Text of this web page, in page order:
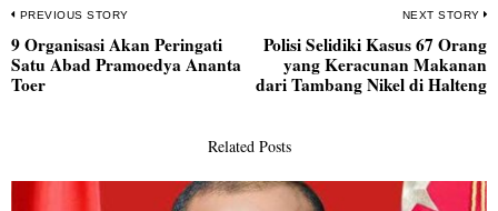
Navigasi
pos
PREVIOUS STORY
Previous
post:
9 Organisasi Akan Peringati
Satu Abad Pramoedya Ananta
Toer
NEXT STORY
Polisi Selidiki Kasus 67 Orang
yang Keracunan Makanan
dari Tambang Nikel di Halteng
Related Posts